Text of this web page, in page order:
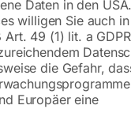
Standard (Österreich):
Daten in den
willigen Sie auch
49 (1) lit. a
die Gefahr,
Europäer eine